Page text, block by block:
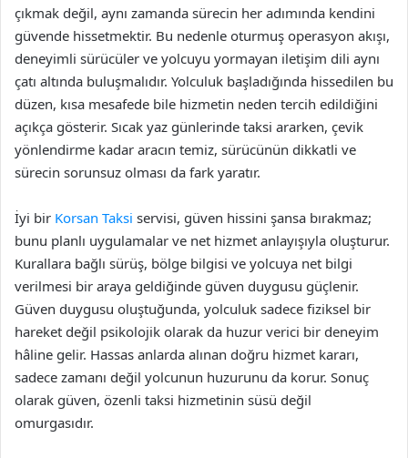
çıkmak değil, aynı zamanda sürecin her adımında kendini
güvende hissetmektir. Bu nedenle oturmuş operasyon akışı,
deneyimli sürücüler ve yolcuyu yormayan iletişim dili aynı
çatı altında buluşmalıdır. Yolculuk başladığında hissedilen bu
düzen, kısa mesafede bile hizmetin neden tercih edildiğini
açıkça gösterir. Sıcak yaz günlerinde taksi ararken, çevik
yönlendirme kadar aracın temiz, sürücünün dikkatli ve
sürecin sorunsuz olması da fark yaratır.
İyi bir Korsan Taksi servisi, güven hissini şansa bırakmaz;
bunu planlı uygulamalar ve net hizmet anlayışıyla oluşturur.
Kurallara bağlı sürüş, bölge bilgisi ve yolcuya net bilgi
verilmesi bir araya geldiğinde güven duygusu güçlenir.
Güven duygusu oluştuğunda, yolculuk sadece fiziksel bir
hareket değil psikolojik olarak da huzur verici bir deneyim
hâline gelir. Hassas anlarda alınan doğru hizmet kararı,
sadece zamanı değil yolcunun huzurunu da korur. Sonuç
olarak güven, özenli taksi hizmetinin süsü değil
omurgasıdır.